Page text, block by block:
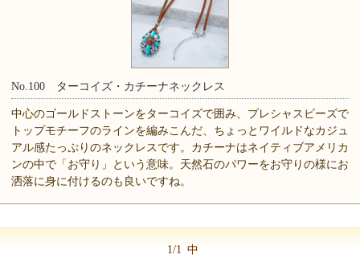
No.100 ターコイズ・カチーナネックレス
中心のゴールドストーンをターコイズで囲み、プレシャスビーズで
トップモチーフのラインを編みこんだ、ちょっとワイルドなカジュ
アル感たっぷりのネックレスです。カチーナはネイティブアメリカ
ンの中で「お守り」という意味。天然石のパワーをお守りの様にお
洒落に身に付けるのも良いですね。
1/1 中